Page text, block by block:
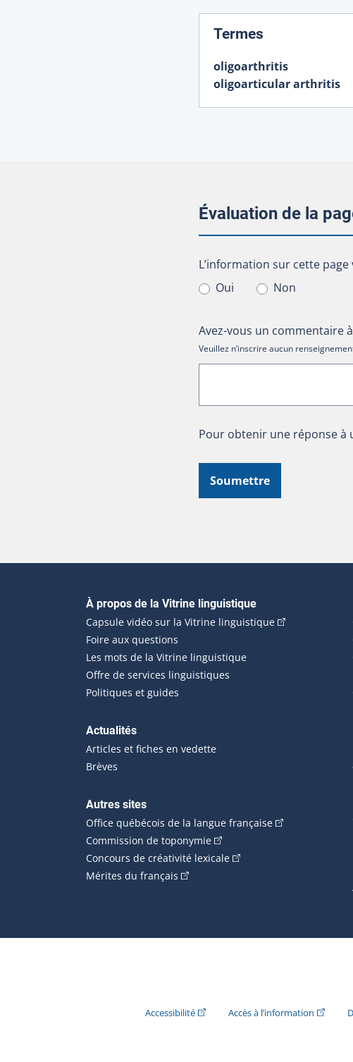
Termes
oligoarthritis
oligoarticular arthritis
Évaluation de la
L’information sur cette
L’information sur cette
Oui
Non
Avez-vous un commentaire
Veuillez n’inscrire aucun
Pour obtenir une réponse
Soumettre
Navigation principale
À propos de la Vitrine linguistique
Capsule vidéo sur la Vitrine linguistique(Cet hyperlien
Foire aux questions
Les mots de la Vitrine linguistique
Offre de services linguistiques
Politiques et guides
Actualités
Articles et fiches en vedette
Brèves
Autres sites
Office québécois de la langue française(Cet hyperlien
Commission de toponymie(Cet hyperlien externe
Concours de créativité lexicale(Cet hyperlien externe
Mérites du français (Cet hyperlien externe s'ouvrira
Accessibilité(Cet hyperlien externe s'ouvrira dans
Accès à l’information (Cet